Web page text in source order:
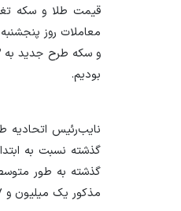
قیمت طلا و سکه
بودیم.
نایب‌رئیس اتحادیه
مذکور یک میلیون و ۳۰۷ هزار تومان بود و مشاهدات حاکی از این است که تغییری نداشت.